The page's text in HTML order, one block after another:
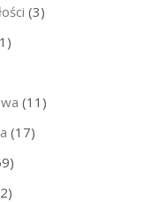
(3)
(11)
(17)